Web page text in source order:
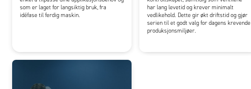
som er laget for langsiktig bruk, fra
idéfase til ferdig maskin.
har lang levetid og krever minimalt
vedlikehold. Dette gir økt driftstid og gjør
serien til et godt valg for dagens krevende
produksjonsmiljøer.